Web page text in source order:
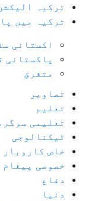
ترکیہ الیکشن
ترکیہ میں
اکستانی
پاکستانی
متفرق
تصاویر
تعلیم
تعلیمی
ٹیکنالوجی
خاص کاروبار
خصوصی پیغام
دفاع
دنیا